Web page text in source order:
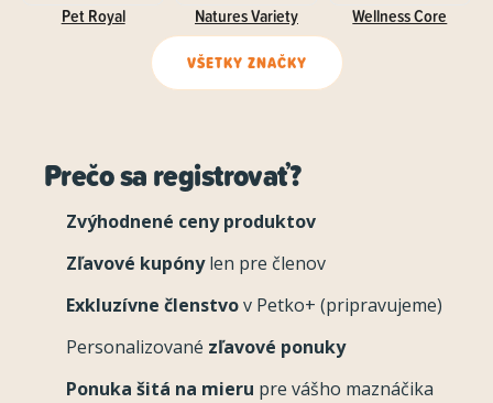
Pet Royal Natures Variety Wellness Core
VŠETKY ZNAČKY
Prečo sa registrovať?
Zvýhodnené ceny produktov
Zľavové kupónylen pre členov
Exkluzívne členstvov Petko+ (pripravujeme)
Personalizované zľavové ponuky
Ponuka šitá na mieru pre vášho maznáčika